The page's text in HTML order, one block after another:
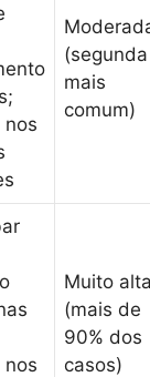
nos
(segunda
mais
comum)
nos
Muito
(mais de
90% dos
casos)